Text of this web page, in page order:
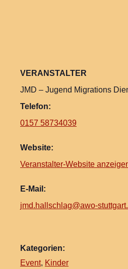
VERANSTALTER
JMD – Jugend Migrations
Telefon:
0157 58734039
Website:
Veranstalter-Website
E-Mail:
jmd.hallschlag@awo-
Kategorien:
Event, Kinder